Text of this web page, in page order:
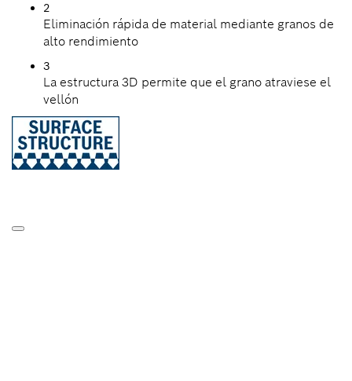
2
Eliminación rápida de material mediante granos de
alto rendimiento
3
La estructura 3D permite que el grano atraviese el
vellón